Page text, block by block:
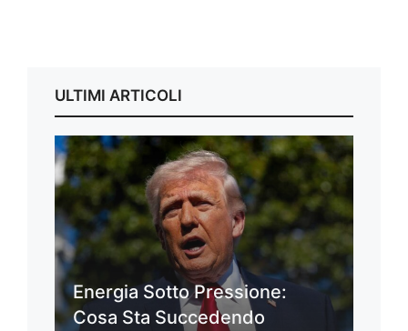
ULTIMI ARTICOLI
Energia Sotto Pressione:
Cosa Sta Succedendo